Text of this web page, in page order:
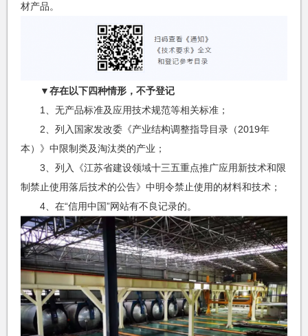
材产品。
▼存在以下四种情形，不予登记
1、无产品标准及应用技术规范等相关标准；
2、列入国家发改委《产业结构调整指导目录（2019年
本）》中限制类及淘汰类的产业；
3、列入《江苏省建设领域十三五重点推广应用新技术和限
制禁止使用落后技术的公告》中明令禁止使用的材料和技术；
4、在“信用中国”网站有不良记录的。